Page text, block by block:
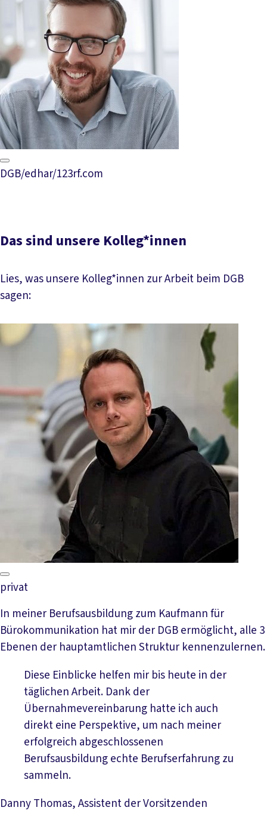
DGB/edhar/123rf.com
Das sind unsere Kolleg*innen
Lies, was unsere Kolleg*innen zur Arbeit beim DGB
sagen:
privat
In meiner Berufsausbildung zum Kaufmann für
Bürokommunikation hat mir der DGB ermöglicht, alle 3
Ebenen der hauptamtlichen Struktur kennenzulernen.
Diese Einblicke helfen mir bis heute in der
täglichen Arbeit. Dank der
Übernahmevereinbarung hatte ich auch
direkt eine Perspektive, um nach meiner
erfolgreich abgeschlossenen
Berufsausbildung echte Berufserfahrung zu
sammeln.
Danny Thomas, Assistent der Vorsitzenden